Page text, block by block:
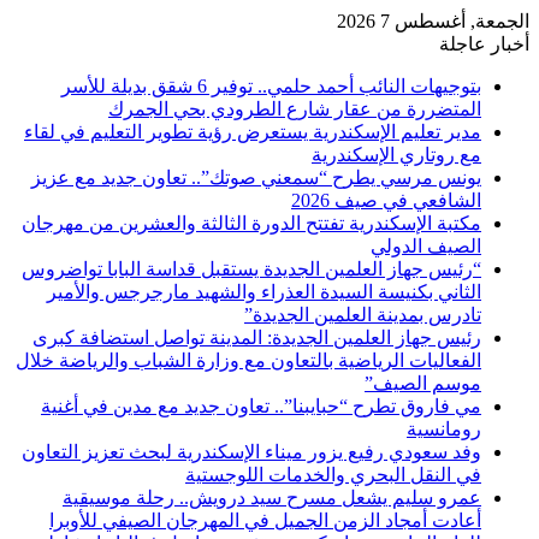
الجمعة, أغسطس 7 2026
أخبار عاجلة
بتوجيهات النائب أحمد حلمي.. توفير 6 شقق بديلة للأسر
المتضررة من عقار شارع الطرودي بحي الجمرك
مدير تعليم الإسكندرية يستعرض رؤية تطوير التعليم في لقاء
مع روتاري الإسكندرية
يونس مرسي يطرح “سمعني صوتك”.. تعاون جديد مع عزيز
الشافعي في صيف 2026
مكتبة الإسكندرية تفتتح الدورة الثالثة والعشرين من مهرجان
الصيف الدولي
“رئيس جهاز العلمين الجديدة يستقبل قداسة البابا تواضروس
الثاني بكنيسة السيدة العذراء والشهيد مارجرجس والأمير
تادرس بمدينة العلمين الجديدة”
رئيس جهاز العلمين الجديدة: المدينة تواصل استضافة كبرى
الفعاليات الرياضية بالتعاون مع وزارة الشباب والرياضة خلال
موسم الصيف”
مي فاروق تطرح “حبايبنا”.. تعاون جديد مع مدين في أغنية
رومانسية
وفد سعودي رفيع يزور ميناء الإسكندرية لبحث تعزيز التعاون
في النقل البحري والخدمات اللوجستية
عمرو سليم يشعل مسرح سيد درويش.. رحلة موسيقية
أعادت أمجاد الزمن الجميل في المهرجان الصيفي للأوبرا